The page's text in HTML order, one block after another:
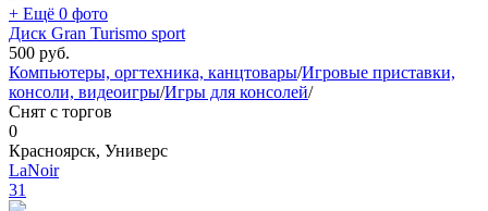
+ Ещё 0 фото
Диск Gran Turismo sport
500 руб.
Компьютеры, оргтехника, канцтовары/Игровые приставки,
консоли, видеоигры/Игры для консолей/
Снят с торгов
0
Красноярск, Универс
LaNoir
31